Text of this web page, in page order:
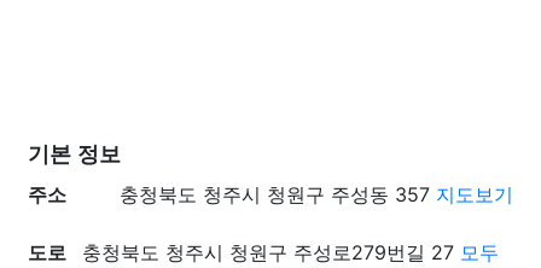
기본 정보
주소
충청북도 청주시 청원구 주성동 357 지도보기
도로
충청북도 청주시 청원구 주성로279번길 27 모두